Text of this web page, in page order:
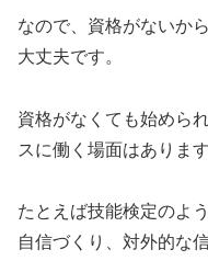
なので、資格がないか
大丈夫です。
資格がなくても始めら
スに働く場面はあります
たとえば技能検定のよ
自信づくり、対外的な